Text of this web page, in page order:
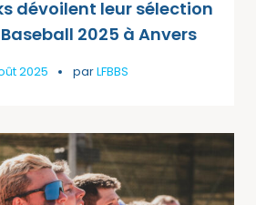
dévoilent leur sélection
Baseball 2025 à Anvers
2025 parLFBBS